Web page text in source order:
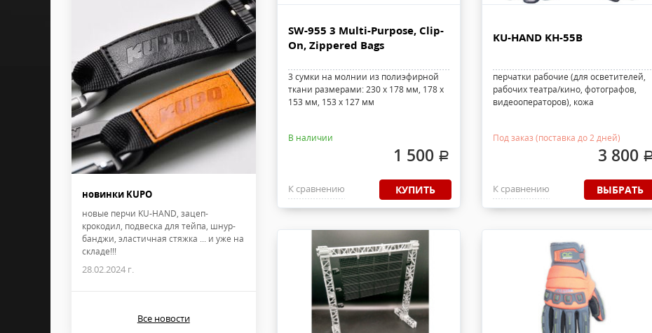
новинки KUPO
новые перчи KU-HAND, зацеп-
крокодил, подвеска для тейпа, шнур-
банджи, эластичная стяжка ... и уже на
складе!!!
28.02.2024 г.
Все новости
SW-955 3 Multi-Purpose, Clip-
On, Zippered Bags
3 сумки на молнии из полиэфирной
ткани размерами: 230 x 178 мм, 178 x
153 мм, 153 x 127 мм
В наличии
1 500 .
К сравнению КУПИТЬ
KU-HAND KH-55B
перчатки рабочие (для осветителей,
рабочих театра/кино, фотографов,
видеооператоров), кожа
Под заказ (поставка до 2 дней)
3 800
К сравнению ВЫБРАТЬ